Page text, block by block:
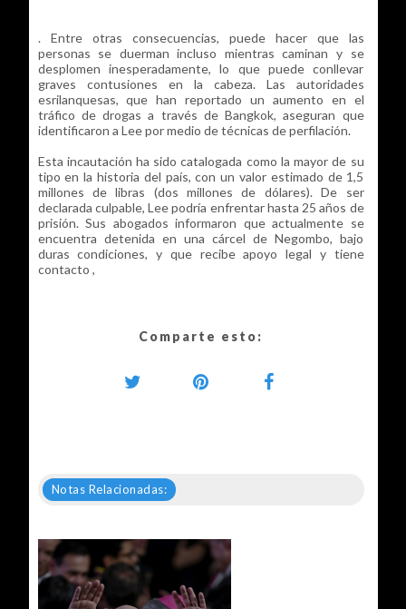
. Entre otras consecuencias, puede hacer que las
personas se duerman incluso mientras caminan y se
desplomen inesperadamente, lo que puede conllevar
graves contusiones en la cabeza. Las autoridades
esrilanquesas, que han reportado un aumento en el
tráfico de drogas a través de Bangkok, aseguran que
identificaron a Lee por medio de técnicas de perfilación.
Esta incautación ha sido catalogada como la mayor de su
tipo en la historia del país, con un valor estimado de 1,5
millones de libras (dos millones de dólares). De ser
declarada culpable, Lee podría enfrentar hasta 25 años de
prisión. Sus abogados informaron que actualmente se
encuentra detenida en una cárcel de Negombo, bajo
duras condiciones, y que recibe apoyo legal y tiene
contacto ,
Comparte esto:
Notas Relacionadas: